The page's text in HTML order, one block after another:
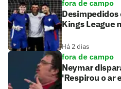
fora de campo
Kings League
Há 2 dias
fora de campo
Neymar
'Respirou o ar